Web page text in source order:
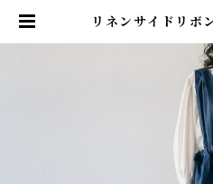
リネンサイドリボ